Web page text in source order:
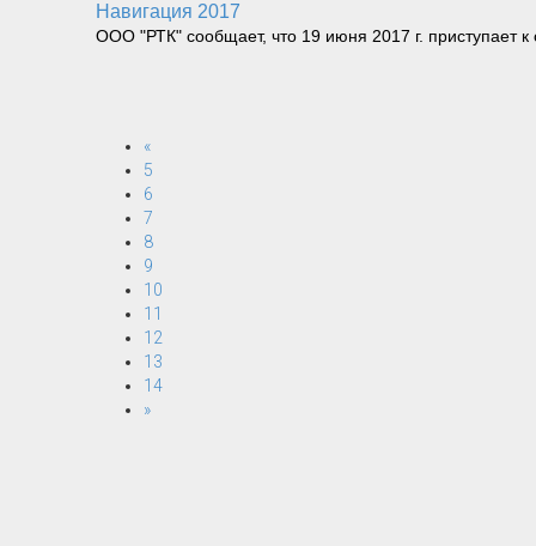
Навигация 2017
ООО "РТК" сообщает, что 19 июня 2017 г. приступает
«
5
6
7
8
9
10
11
12
13
14
»